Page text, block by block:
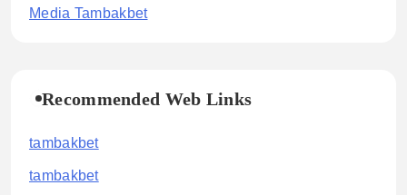
Media Tambakbet
Recommended Web Links
tambakbet
tambakbet